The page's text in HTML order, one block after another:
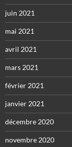
juin 2021
mai 2021
avril 2021
mars 2021
février 2021
janvier 2021
décembre 2020
novembre 2020